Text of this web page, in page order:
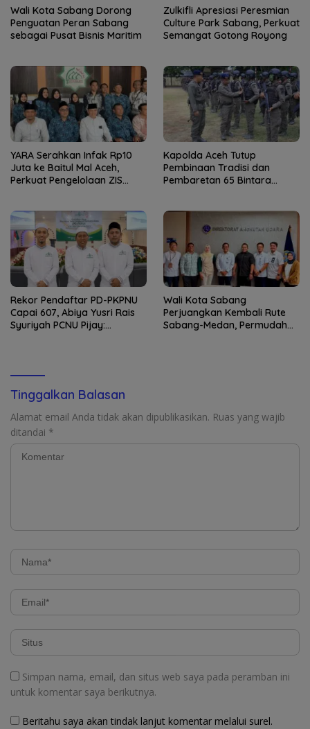
Wali Kota Sabang Dorong
Penguatan Peran Sabang
sebagai Pusat Bisnis Maritim
Zulkifli Apresiasi Peresmian
Culture Park Sabang, Perkuat
Semangat Gotong Royong
YARA Serahkan Infak Rp10
Juta ke Baitul Mal Aceh,
Perkuat Pengelolaan ZIS
Kapolda Aceh Tutup
Pembinaan Tradisi dan
Pembaretan 65 Bintara
Rekor Pendaftar PD-PKPNU
Capai 607, Abiya Yusri Rais
Syuriyah PCNU Pijay:
Wali Kota Sabang
Perjuangkan Kembali Rute
Sabang-Medan, Permudah
Tinggalkan Balasan
Alamat email Anda tidak akan dipublikasikan. Ruas yang wajib
ditandai *
Simpan nama, email, dan situs web saya pada peramban ini
untuk komentar saya berikutnya.
Beritahu saya akan tindak lanjut komentar melalui surel.